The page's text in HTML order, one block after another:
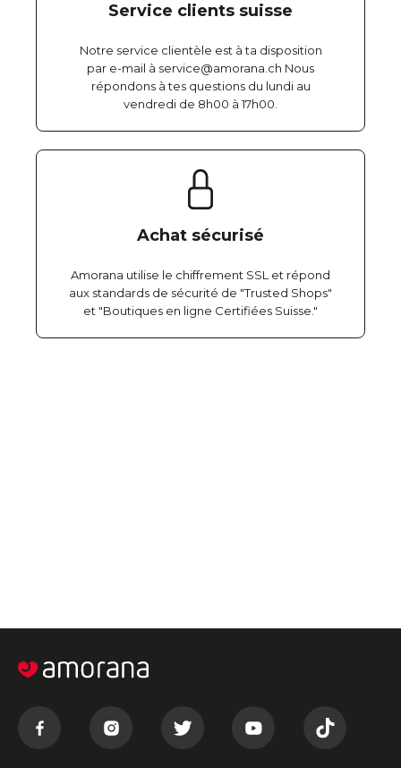
Service clients suisse
Notre service clientèle est à ta disposition
par e-mail à service@amorana.ch Nous
répondons à tes questions du lundi au
vendredi de 8h00 à 17h00.
Achat sécurisé
Amorana utilise le chiffrement SSL et répond
aux standards de sécurité de "Trusted Shops"
et "Boutiques en ligne Certifiées Suisse."